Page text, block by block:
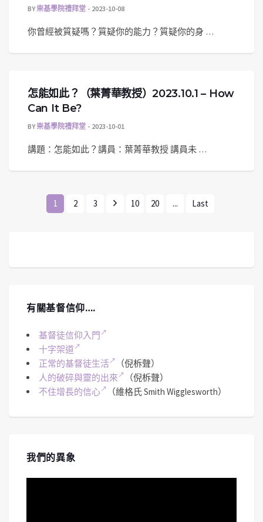
BY崇基學院禮拜堂 2023-10-08
你曾經被質疑嗎？質疑你的能力？質疑你的身 …
怎能如此？（葉菁華教授）2023.10.1 – How
Can It Be?
BY崇基學院禮拜堂 2023-10-01
講題：怎能如此？講員：葉菁華教授 講員未 …
1 2 3 10 20 ... Last
有關基督信仰….
基督徒信仰入門
十字架道
正常的基督徒生活
（倪柝聲）
人的破碎與靈的出來
（倪柝聲）
不住增長的信心
（維格氏 Smith Wigglesworth）
我們的異象